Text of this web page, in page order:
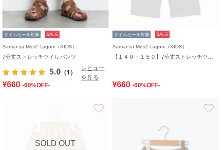
タイムセール対象 SALE
Samansa Mos2 Lagom（KIDS）
7分丈ストレッチツイルパンツ
5.0 （1）
レビュー
を見る
¥660 -60%OFF-
タイムセール対象 SALE
Samansa Mos2 Lagom（KIDS）
¥660 -60%OFF-
SOLD OUT